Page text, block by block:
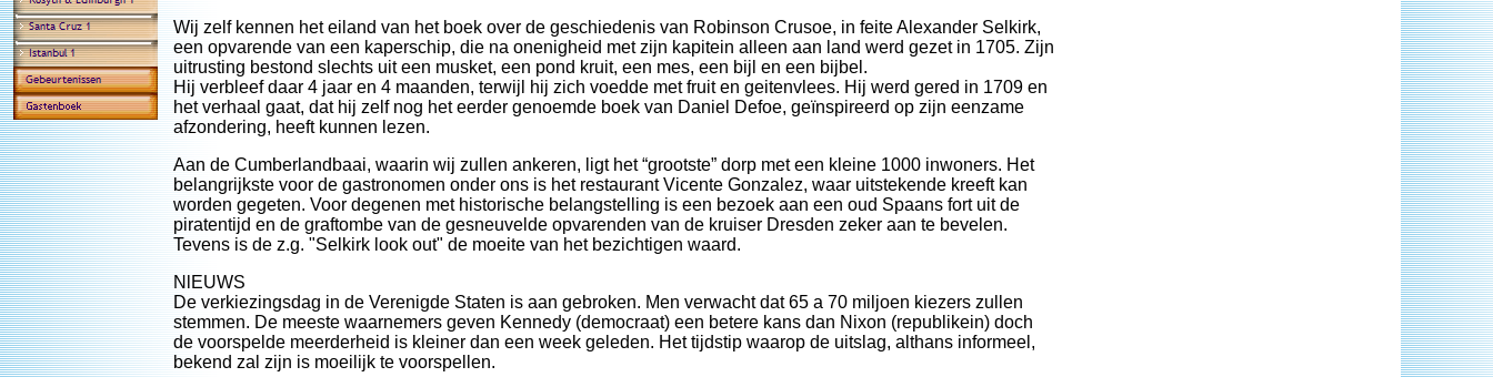
Wij zelf kennen het eiland van het boek over de geschiedenis van Robinson Crusoe, in feite Alexander Selkirk,
een opvarende van een kaperschip, die na onenigheid met zijn kapitein alleen aan land werd gezet in 1705. Zijn
uitrusting bestond slechts uit een musket, een pond kruit, een mes, een bijl en een bijbel.
Hij verbleef daar 4 jaar en 4 maanden, terwijl hij zich voedde met fruit en geitenvlees. Hij werd gered in 1709 en
het verhaal gaat, dat hij zelf nog het eerder genoemde boek van Daniel Defoe, geïnspireerd op zijn eenzame
afzondering, heeft kunnen lezen.
Aan de Cumberlandbaai, waarin wij zullen ankeren, ligt het “grootste” dorp met een kleine 1000 inwoners. Het
belangrijkste voor de gastronomen onder ons is het restaurant Vicente Gonzalez, waar uitstekende kreeft kan
worden gegeten. Voor degenen met historische belangstelling is een bezoek aan een oud Spaans fort uit de
piratentijd en de graftombe van de gesneuvelde opvarenden van de kruiser Dresden zeker aan te bevelen.
Tevens is de z.g. "Selkirk look out" de moeite van het bezichtigen waard.
NlEUWS
De verkiezingsdag in de Verenigde Staten is aan gebroken. Men verwacht dat 65 a 70 miljoen kiezers zullen
stemmen. De meeste waarnemers geven Kennedy (democraat) een betere kans dan Nixon (republikein) doch
de voorspelde meerderheid is kleiner dan een week geleden. Het tijdstip waarop de uitslag, althans informeel,
bekend zal zijn is moeilijk te voorspellen.